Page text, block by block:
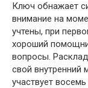
Ключ обнажает
внимание на
учтены, при
хороший
вопросы.
свой внутренний
участвует восемь